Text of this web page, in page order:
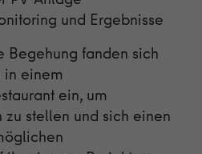
und Ergebnisse
Begehung fanden sich
in einem
ein, um
stellen und sich einen